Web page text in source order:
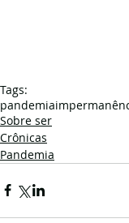
Tags:
pandemia
Sobre ser
Crônicas
Pandemia